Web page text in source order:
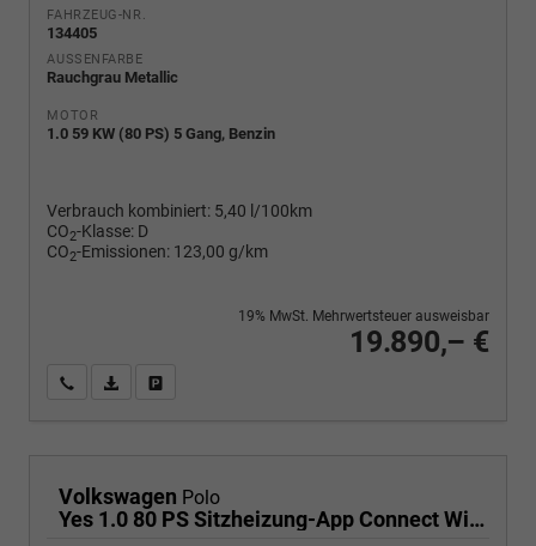
FAHRZEUG-NR.
134405
AUSSENFARBE
Rauchgrau Metallic
MOTOR
1.0 59 KW (80 PS) 5 Gang, Benzin
Verbrauch kombiniert: 5,40 l/100km
CO2-Klasse: D
CO2-Emissionen: 123,00 g/km
19.890,– €
19% MwSt. Mehrwertsteuer ausweisbar
Wir rufen Sie anPDF-Fahrzeugexposé drucken
Volkswagen Polo
Yes 1.0 80 PS Sitzheizung-App Connect Wireless-Einparkhilfe-Klima-Sofort